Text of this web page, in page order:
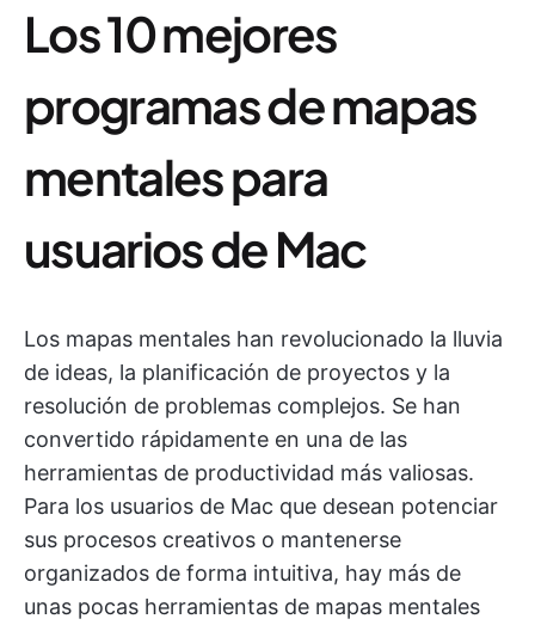
Los 10 mejores
programas de mapas
mentales para
usuarios de Mac
Los mapas mentales han revolucionado la lluvia
de ideas, la planificación de proyectos y la
resolución de problemas complejos. Se han
convertido rápidamente en una de las
herramientas de productividad más valiosas.
Para los usuarios de Mac que desean potenciar
sus procesos creativos o mantenerse
organizados de forma intuitiva, hay más de
unas pocas herramientas de mapas mentales